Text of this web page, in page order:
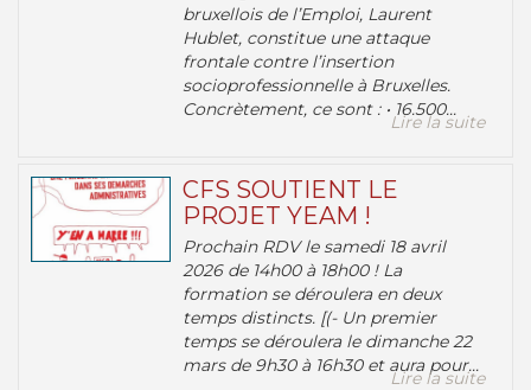
bruxellois de l’Emploi, Laurent
Hublet, constitue une attaque
frontale contre l’insertion
socioprofessionnelle à Bruxelles.
Concrètement, ce sont : • 16.500...
Lire la suite
CFS SOUTIENT LE
PROJET YEAM !
Prochain RDV le samedi 18 avril
2026 de 14h00 à 18h00 ! La
formation se déroulera en deux
temps distincts. [(- Un premier
temps se déroulera le dimanche 22
mars de 9h30 à 16h30 et aura pour...
Lire la suite